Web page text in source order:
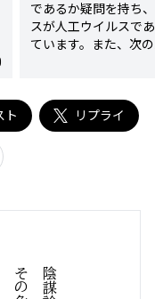
であるか疑問を持ち
スが人工ウイルスで
ています。また、次
検出された陰謀要素
- 新型コロナウイルス
- 次のパンデミック
す。人工ウイルス説
を招く可能性が高い
ト リプライ